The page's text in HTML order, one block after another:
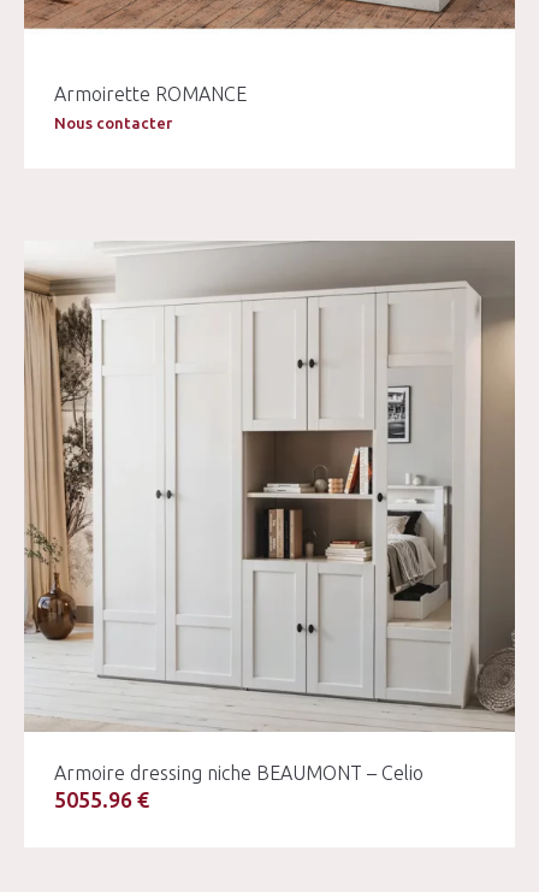
Armoirette ROMANCE
Nous contacter
Armoire dressing niche BEAUMONT – Celio
5055.96 €